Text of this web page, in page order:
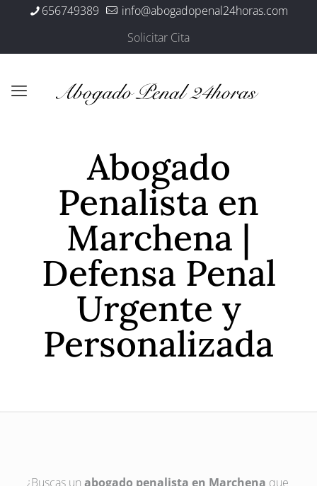
656749389
info@abogadopenal24horas.com
Solicitar Cita
Abogado
Penalista en
Marchena |
Defensa Penal
Urgente y
Personalizada
¿Buscas un abogado penalista en Marchena que